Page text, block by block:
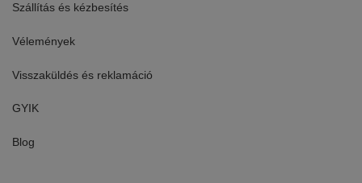
Szállítás és kézbesítés
Vélemények
Visszaküldés és reklamáció
GYIK
Blog